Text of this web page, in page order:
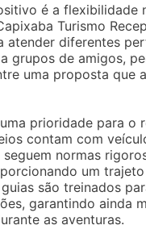
é a flexibilidade
Turismo
atender diferentes
grupos de amigos,
uma proposta que
prioridade para o
contam com
normas
um
são treinados
garantindo ainda
as aventuras.